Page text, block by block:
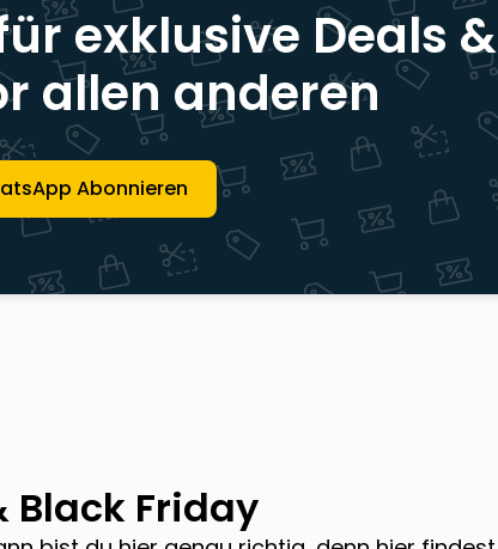
exklusive Deals &
allen anderen
Abonnieren
Black Friday